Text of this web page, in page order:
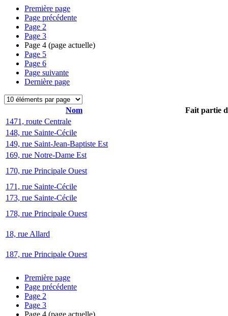
Première page
Page précédente
Page 2
Page 3
Page 4 (page actuelle)
Page 5
Page 6
Page suivante
Dernière page
Nom
Fait partie
1471, route Centrale
148, rue Sainte-Cécile
149, rue Saint-Jean-Baptiste Est
169, rue Notre-Dame Est
170, rue Principale Ouest
171, rue Sainte-Cécile
173, rue Sainte-Cécile
178, rue Principale Ouest
18, rue Allard
187, rue Principale Ouest
Première page
Page précédente
Page 2
Page 3
Page 4 (page actuelle)